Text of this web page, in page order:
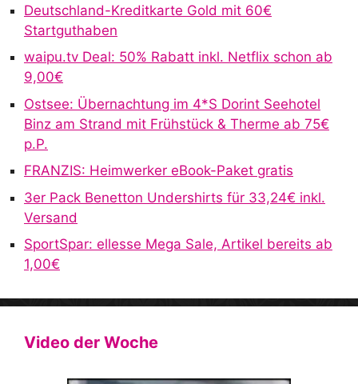
n
t
Deutschland-Kreditkarte Gold mit 60€
Startguthaben
waipu.tv Deal: 50% Rabatt inkl. Netflix schon ab
9,00€
Ostsee: Übernachtung im 4*S Dorint Seehotel
Binz am Strand mit Frühstück & Therme ab 75€
p.P.
FRANZIS: Heimwerker eBook-Paket gratis
3er Pack Benetton Undershirts für 33,24€ inkl.
Versand
SportSpar: ellesse Mega Sale, Artikel bereits ab
1,00€
Video der Woche